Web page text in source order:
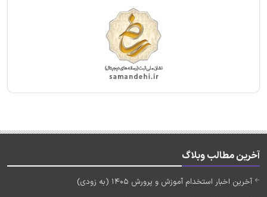
آخرین مطالب وبلاگ
آخرین اخبار استخدام آموزش و پرورش 1405 (به زودی)